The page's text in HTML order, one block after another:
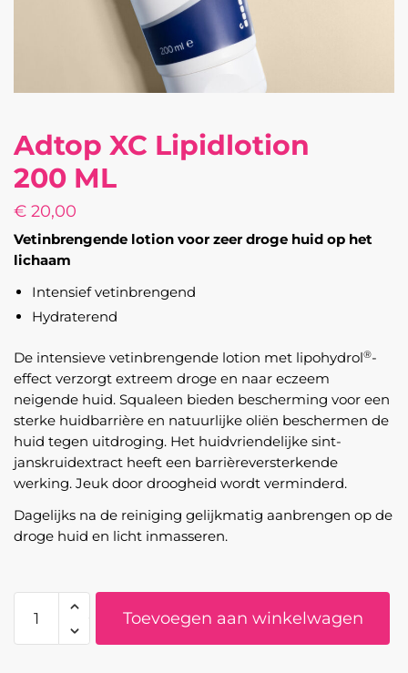
Adtop XC Lipidlotion
200 ML
€ 20,00
Vetinbrengende lotion voor zeer droge huid op het
lichaam
Intensief vetinbrengend
Hydraterend
De intensieve vetinbrengende lotion met lipohydrol®-
effect verzorgt extreem droge en naar eczeem
neigende huid. Squaleen bieden bescherming voor een
sterke huidbarrière en natuurlijke oliën beschermen de
huid tegen uitdroging. Het huidvriendelijke sint-
janskruidextract heeft een barrièreversterkende
werking. Jeuk door droogheid wordt verminderd.
Dagelijks na de reiniging gelijkmatig aanbrengen op de
droge huid en licht inmasseren.
Lipidlotion
Toevoegen aan winkelwagen